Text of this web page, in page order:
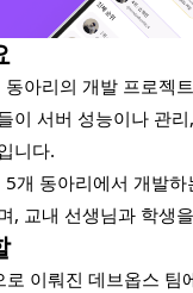
동아리의 개발 프로젝
이 서버 성능이나 관
니다.
5개 동아리에서 개발
, 교내 선생님과 학생
로 이뤄진 데브옵스 팀